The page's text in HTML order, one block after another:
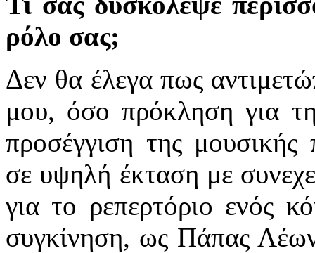
ρόλο σας;
Δεν θα έλεγα πως
μου, όσο πρόκληση για
προσέγγιση της
σε υψηλή έκταση με
για το ρεπερτόριο ενός
συγκίνηση, ως Πάπας